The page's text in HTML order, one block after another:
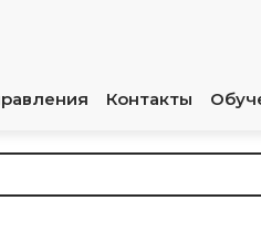
Контакты